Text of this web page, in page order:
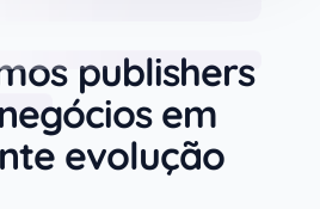
publishers
em
evolução